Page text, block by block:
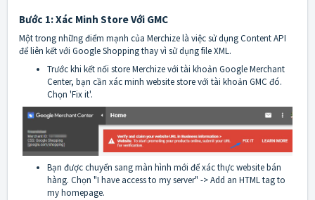
Bước 1: Xác Minh Store Với GMC
Một trong những điểm mạnh của Merchize là việc sử dụng Content API
để liên kết với Google Shopping thay vì sử dụng file XML.
Trước khi kết nối store Merchize với tài khoản Google Merchant
Center, bạn cần xác minh website store với tài khoản GMC đó.
Chọn 'Fix it'.
Bạn được chuyển sang màn hình mới để xác thực website bán
hàng. Chọn "I have access to my server" -> Add an HTML tag to
my homepage.